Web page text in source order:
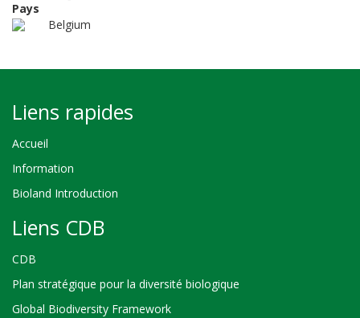
Pays
Belgium
Liens rapides
Accueil
Information
Bioland Introduction
Liens CDB
CDB
Plan stratégique pour la diversité biologique
Global Biodiversity Framework